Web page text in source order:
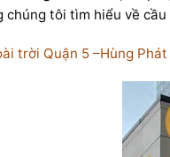
chúng tôi tìm hiểu về
trời Quận 5 –Hùng Phát